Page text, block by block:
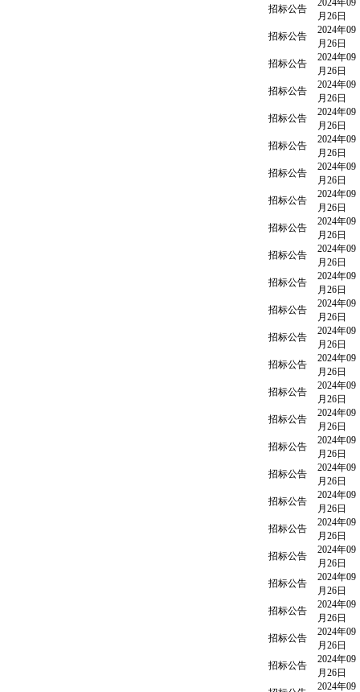
招标公告
2024年09
月26日
招标公告
2024年09
月26日
招标公告
2024年09
月26日
招标公告
2024年09
月26日
招标公告
2024年09
月26日
招标公告
2024年09
月26日
招标公告
2024年09
月26日
招标公告
2024年09
月26日
招标公告
2024年09
月26日
招标公告
2024年09
月26日
招标公告
2024年09
月26日
招标公告
2024年09
月26日
招标公告
2024年09
月26日
招标公告
2024年09
月26日
招标公告
2024年09
月26日
招标公告
2024年09
月26日
招标公告
2024年09
月26日
招标公告
2024年09
月26日
招标公告
2024年09
月26日
招标公告
2024年09
月26日
招标公告
2024年09
月26日
招标公告
2024年09
月26日
招标公告
2024年09
月26日
招标公告
2024年09
月26日
招标公告
2024年09
月26日
2024年09